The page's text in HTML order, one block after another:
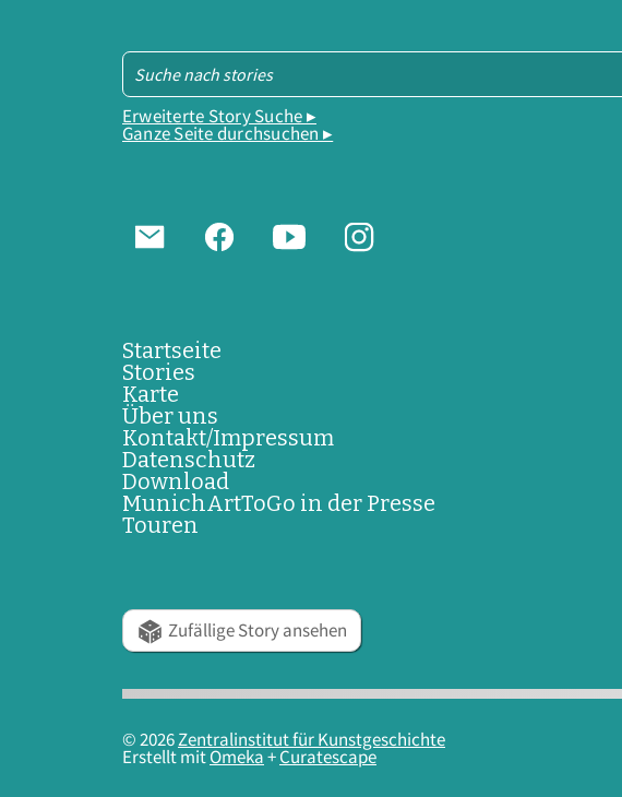
Erweiterte Story Suche ▸
Ganze Seite durchsuchen ▸
Startseite
Stories
Karte
Über uns
Kontakt/Impressum
Datenschutz
Download
MunichArtToGo in der Presse
Touren
Zufällige Story ansehen
© 2026Zentralinstitut für Kunstgeschichte
Erstellt mitOmeka+Curatescape